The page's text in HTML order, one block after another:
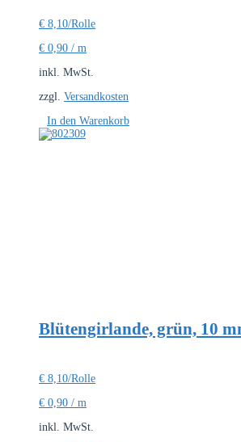
€ 8,10/Rolle
€ 0,90 / m
inkl. MwSt.
zzgl. Versandkosten
In den Warenkorb
Blütengirlande, grün, 10
€ 8,10/Rolle
€ 0,90 / m
inkl. MwSt.